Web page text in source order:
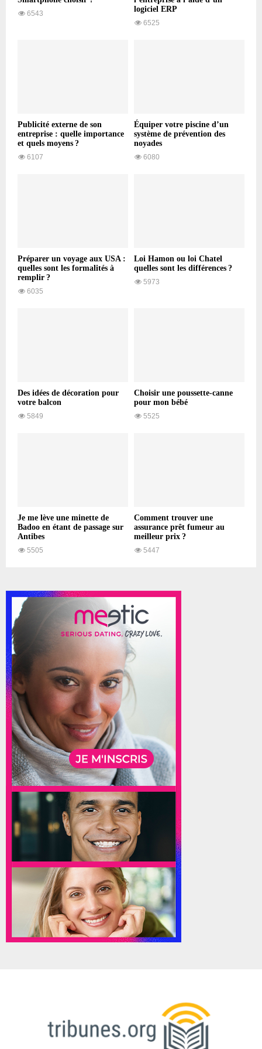
6543
logiciel ERP
6525
Publicité externe de son
entreprise : quelle importance
et quels moyens ?
6107
Équiper votre piscine d’un
système de prévention des
noyades
6080
Préparer un voyage aux USA :
quelles sont les formalités à
remplir ?
6035
Loi Hamon ou loi Chatel
quelles sont les différences ?
5973
Des idées de décoration pour
votre balcon
5849
Choisir une poussette-canne
pour mon bébé
5525
Je me lève une minette de
Badoo en étant de passage sur
Antibes
5505
Comment trouver une
assurance prêt fumeur au
meilleur prix ?
5447